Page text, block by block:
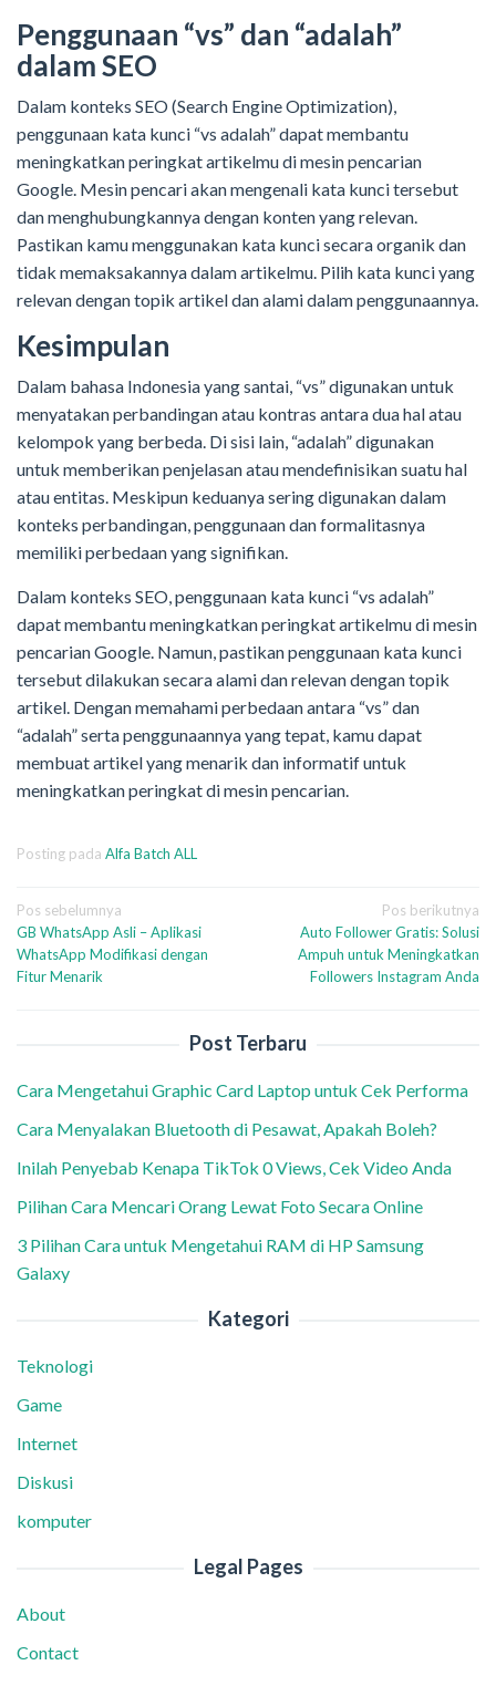
Penggunaan “vs” dan “adalah”
dalam SEO
Dalam konteks SEO (Search Engine Optimization),
penggunaan kata kunci “vs adalah” dapat membantu
meningkatkan peringkat artikelmu di mesin pencarian
Google. Mesin pencari akan mengenali kata kunci tersebut
dan menghubungkannya dengan konten yang relevan.
Pastikan kamu menggunakan kata kunci secara organik dan
tidak memaksakannya dalam artikelmu. Pilih kata kunci yang
relevan dengan topik artikel dan alami dalam penggunaannya.
Kesimpulan
Dalam bahasa Indonesia yang santai, “vs” digunakan untuk
menyatakan perbandingan atau kontras antara dua hal atau
kelompok yang berbeda. Di sisi lain, “adalah” digunakan
untuk memberikan penjelasan atau mendefinisikan suatu hal
atau entitas. Meskipun keduanya sering digunakan dalam
konteks perbandingan, penggunaan dan formalitasnya
memiliki perbedaan yang signifikan.
Dalam konteks SEO, penggunaan kata kunci “vs adalah”
dapat membantu meningkatkan peringkat artikelmu di mesin
pencarian Google. Namun, pastikan penggunaan kata kunci
tersebut dilakukan secara alami dan relevan dengan topik
artikel. Dengan memahami perbedaan antara “vs” dan
“adalah” serta penggunaannya yang tepat, kamu dapat
membuat artikel yang menarik dan informatif untuk
meningkatkan peringkat di mesin pencarian.
Posting pada Alfa Batch ALL
Navigasi
pos
Pos sebelumnya
GB WhatsApp Asli – Aplikasi
WhatsApp Modifikasi dengan
Fitur Menarik
Pos berikutnya
Auto Follower Gratis: Solusi
Ampuh untuk Meningkatkan
Followers Instagram Anda
Post Terbaru
Cara Mengetahui Graphic Card Laptop untuk Cek Performa
Cara Menyalakan Bluetooth di Pesawat, Apakah Boleh?
Inilah Penyebab Kenapa TikTok 0 Views, Cek Video Anda
Pilihan Cara Mencari Orang Lewat Foto Secara Online
3 Pilihan Cara untuk Mengetahui RAM di HP Samsung
Galaxy
Kategori
Teknologi
Game
Internet
Diskusi
komputer
Legal Pages
About
Contact